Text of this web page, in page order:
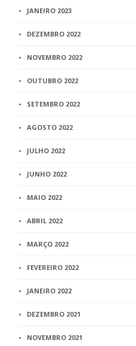
JANEIRO 2023
DEZEMBRO 2022
NOVEMBRO 2022
OUTUBRO 2022
SETEMBRO 2022
AGOSTO 2022
JULHO 2022
JUNHO 2022
MAIO 2022
ABRIL 2022
MARÇO 2022
FEVEREIRO 2022
JANEIRO 2022
DEZEMBRO 2021
NOVEMBRO 2021